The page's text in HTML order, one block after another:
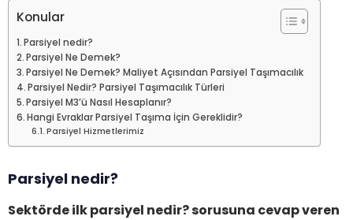
Konular
Parsiyel nedir?
Parsiyel Ne Demek?
Parsiyel Ne Demek? Maliyet Açısından Parsiyel Taşımacılık
Parsiyel Nedir? Parsiyel Taşımacılık Türleri
Parsiyel M3’ü Nasıl Hesaplanır?
Hangi Evraklar Parsiyel Taşıma İçin Gereklidir?
Parsiyel Hizmetlerimiz
Parsiyel nedir?
Sektörde ilk parsiyel nedir? sorusuna cevap veren